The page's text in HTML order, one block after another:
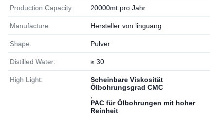
Production Capacity: 20000mt pro Jahr
Manufacture: Hersteller von linguang
Shape: Pulver
Distilled Water: ≥ 30
High Light:
Scheinbare Viskosität
Ölbohrungsgrad CMC
PAC für Ölbohrungen mit hoher
Reinheit